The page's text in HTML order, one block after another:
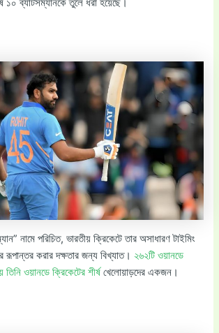
১০ ব্যাটসম্যানকে তুলে ধরা হয়েছে।
নামে পরিচিত, ভারতীয় ক্রিকেটে তার অসাধারণ টাইমিং
করার দক্ষতার জন্য বিখ্যাত। ২৬২টি ওয়ানডে
তিনি ওয়ানডে ক্রিকেটের শীর্ষখেলোয়াড়দের একজন।